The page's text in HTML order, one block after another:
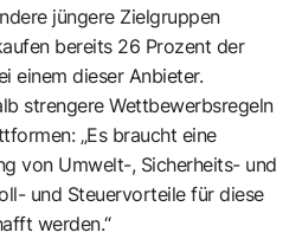
jüngere Zielgruppen
bereits 26 Prozent der
einem dieser Anbieter.
strengere Wettbewerbsregeln
„Es braucht eine
von Umwelt-, Sicherheits- und
und Steuervorteile für diese
werden.“